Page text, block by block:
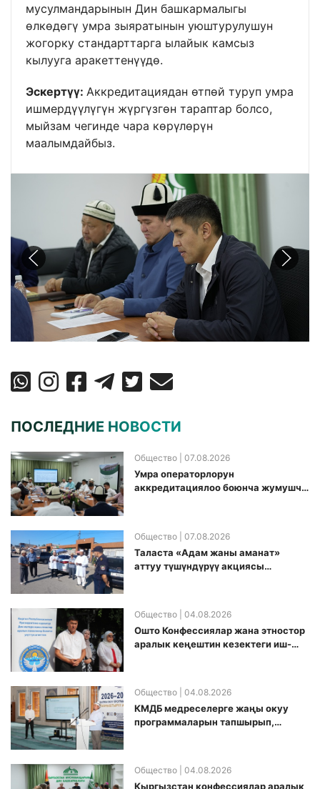
мусулмандарынын Дин башкармалыгы
өлкөдөгү умра зыяратынын уюштурулушун
жогорку стандарттарга ылайык камсыз
кылууга аракеттенүүдө.
Эскертүү: Аккредитациядан өтпөй туруп умра
ишмердүүлүгүн жүргүзгөн тараптар болсо,
мыйзам чегинде чара көрүлөрүн
маалымдайбыз.
ПОСЛЕДНИЕ НОВОСТИ
Общество | 07.08.2026
Умра операторлорун
аккредитациялоо боюнча жумушчу
Общество | 07.08.2026
Таласта «Адам жаны аманат»
аттуу түшүндүрүү акциясы
Общество | 04.08.2026
Ошто Конфессиялар жана этностор
аралык кеңештин кезектеги иш-
Общество | 04.08.2026
КМДБ медреселерге жаңы окуу
программаларын тапшырып,
Общество | 04.08.2026
Кыргызстан конфессиялар аралык